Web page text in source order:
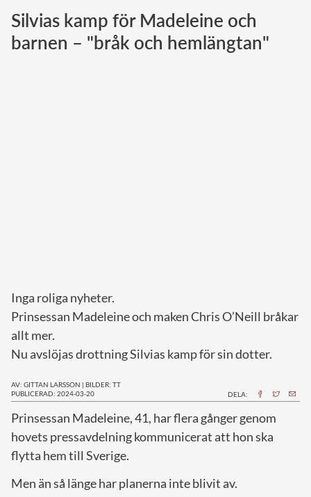
Norska kungahuset
Danska kungahuset
Silvias kamp för Madeleine och
barnen – "bråk och hemlängtan"
Inga roliga nyheter.
Prinsessan Madeleine och maken Chris O’Neill bråkar
allt mer.
Nu avslöjas drottning Silvias kamp för sin dotter.
AV: GITTAN LARSSON | BILDER: TT
PUBLICERAD: 2024-03-20
DELA:
Prinsessan Madeleine, 41, har flera gånger genom
hovets pressavdelning kommunicerat att hon ska
flytta hem till Sverige.
Men än så länge har planerna inte blivit av.